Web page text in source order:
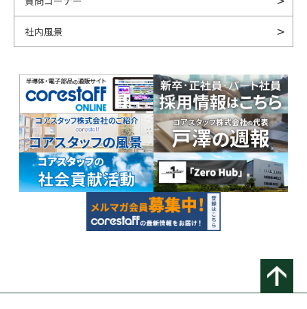
社内風景